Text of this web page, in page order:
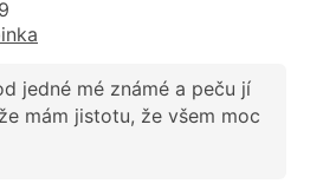
jedné mé známé a peču jí
mám jistotu, že všem moc